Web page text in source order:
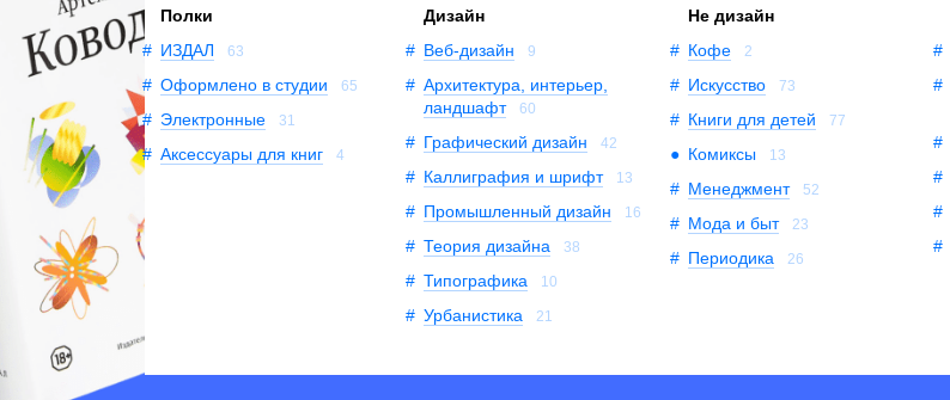
Полки
ИЗДАЛ
63
Оформлено в студии 65
Электронные 31
Аксессуары для книг 4
Дизайн
Веб-дизайн
9
Архитектура, интерьер,
ландшафт
60
Графический дизайн 42
Каллиграфия и шрифт 13
Промышленный дизайн 16
Теория дизайна 38
Типографика 10
Урбанистика 21
Не дизайн
Кофе
2
Искусство 73
Книги для детей 77
Комиксы 13
Менеджмент 52
Мода и быт 23
Периодика 26